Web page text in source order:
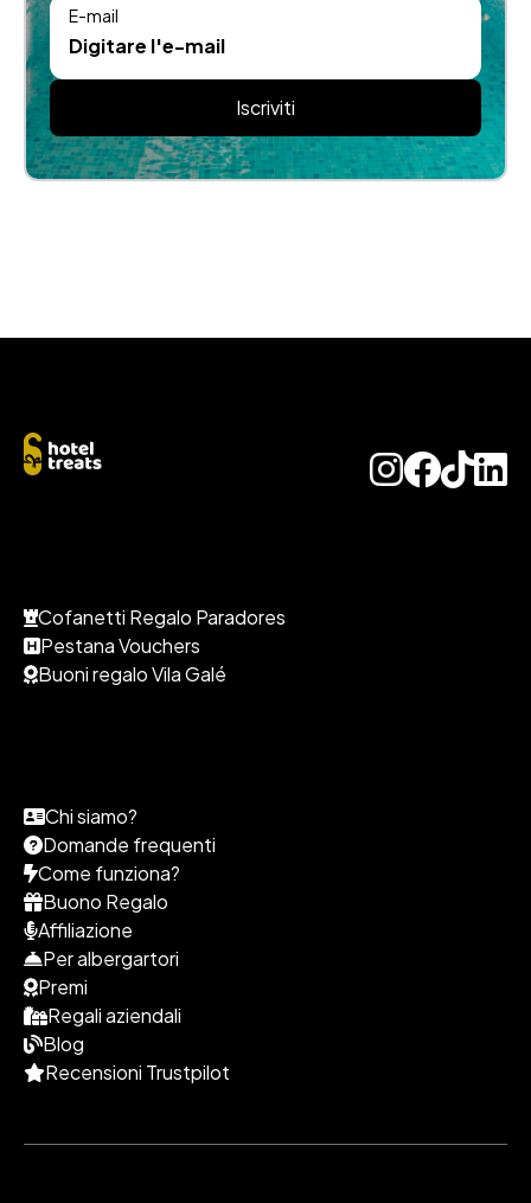
E-mail
Iscriviti
Cofanetti Regalo Paradores
Pestana Vouchers
Buoni regalo Vila Galé
Chi siamo?
Domande frequenti
Come funziona?
Buono Regalo
Affiliazione
Per albergartori
Premi
Regali aziendali
Blog
Recensioni Trustpilot